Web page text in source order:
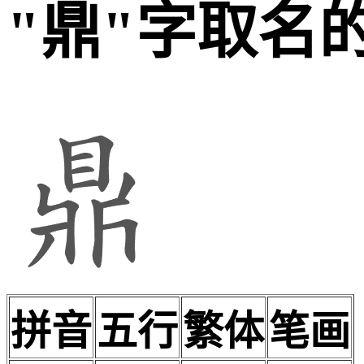
"鼎"字取名
拼音五行繁体笔画